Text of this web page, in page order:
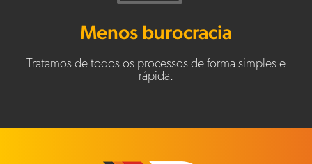
Menos burocracia
Tratamos de todos os processos de forma simples e
rápida.